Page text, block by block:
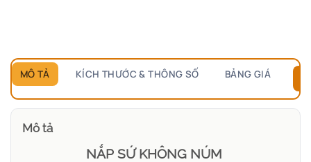
MÔ TẢ KÍCH THƯỚC & THÔNG SỐ BẢNG GIÁ
Mô tả
NẮP SỨ KHÔNG NÚM